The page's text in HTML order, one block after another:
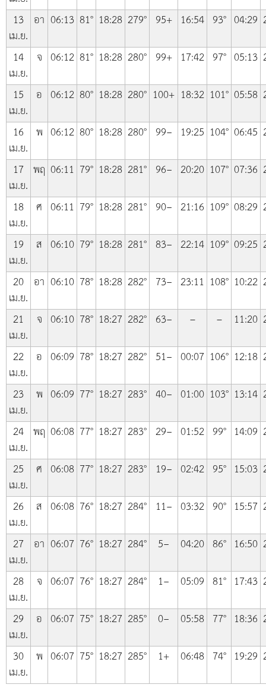
13
เม.ย.
อา 06:13 81° 18:28 279° 95+ 16:54 93° 04:29
14
เม.ย.
จ 06:12 81° 18:28 280° 99+ 17:42 97° 05:13
15
เม.ย.
อ 06:12 80° 18:28 280° 100+ 18:32 101° 05:58
16
เม.ย.
พ 06:12 80° 18:28 280° 99− 19:25 104° 06:45
17
เม.ย.
พฤ 06:11 79° 18:28 281° 96− 20:20 107° 07:36
18
เม.ย.
ศ 06:11 79° 18:28 281° 90− 21:16 109° 08:29
19
เม.ย.
ส 06:10 79° 18:28 281° 83− 22:14 109° 09:25
20
เม.ย.
อา 06:10 78° 18:28 282° 73− 23:11 108° 10:22
21
เม.ย.
จ 06:10 78° 18:27 282° 63− – – 11:20
22
เม.ย.
อ 06:09 78° 18:27 282° 51− 00:07 106° 12:18
23
เม.ย.
พ 06:09 77° 18:27 283° 40− 01:00 103° 13:14
24
เม.ย.
พฤ 06:08 77° 18:27 283° 29− 01:52 99° 14:09
25
เม.ย.
ศ 06:08 77° 18:27 283° 19− 02:42 95° 15:03
26
เม.ย.
ส 06:08 76° 18:27 284° 11− 03:32 90° 15:57
27
เม.ย.
อา 06:07 76° 18:27 284° 5− 04:20 86° 16:50
28
เม.ย.
จ 06:07 76° 18:27 284° 1− 05:09 81° 17:43
29
เม.ย.
อ 06:07 75° 18:27 285° 0− 05:58 77° 18:36
30
เม.ย.
พ 06:07 75° 18:27 285° 1+ 06:48 74° 19:29